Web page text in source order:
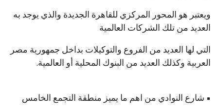
ويعتبر هو المحور المركزي للقاهرة الجديدة والذي يوجد به
العديد من تلك الشركات العالمية
التي لها العديد من الفروع والتوكيلات بداخل جمهورية مصر
العربية وكذلك العديد من البنوك المحلية أو العالمية.
• شارع النوادي من اهم ما يميز منطقة التجمع الخامس